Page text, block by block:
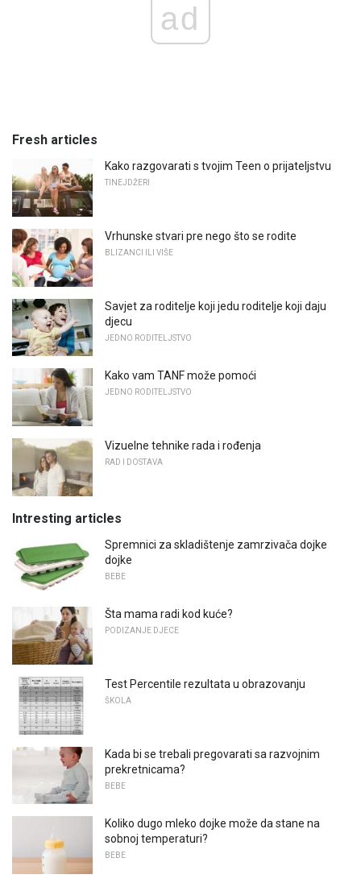
ad
Fresh articles
Kako razgovarati s tvojim Teen o prijateljstvu
TINEJDŽERI
Vrhunske stvari pre nego što se rodite
BLIZANCI ILI VIŠE
Savjet za roditelje koji jedu roditelje koji daju
djecu
JEDNO RODITELJSTVO
Kako vam TANF može pomoći
JEDNO RODITELJSTVO
Vizuelne tehnike rada i rođenja
RAD I DOSTAVA
Intresting articles
Spremnici za skladištenje zamrzivača dojke
dojke
BEBE
Šta mama radi kod kuće?
PODIZANJE DJECE
Test Percentile rezultata u obrazovanju
ŠKOLA
Kada bi se trebali pregovarati sa razvojnim
prekretnicama?
BEBE
Koliko dugo mleko dojke može da stane na
sobnoj temperaturi?
BEBE